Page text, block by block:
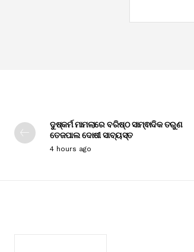
ଦୁଷ୍କର୍ମ ମାମଲାରେ ବରିଷ୍ଠ ସାମ୍ଵାଦିକ ତରୁଣ
ତେଜପାଲ ଦୋଷୀ ସାବ୍ୟସ୍ତ
4 hours ago